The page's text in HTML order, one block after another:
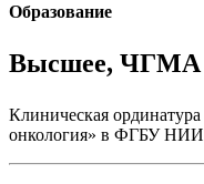
Образование
Высшее, ЧГМА
Клиническая
онкология» в ФГБУ